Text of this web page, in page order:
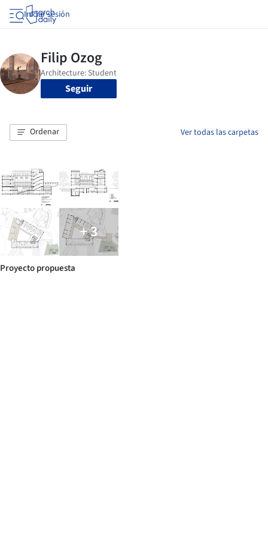
Iniciar sesión
Seguir
Ordenar Ver todas las carpetas
+ 3
Proyecto propuesta